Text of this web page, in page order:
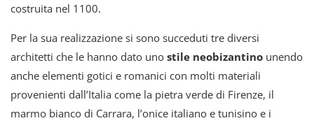
costruita nel 1100.
Per la sua realizzazione si sono succeduti tre diversi
architetti che le hanno dato uno stile neobizantino unendo
anche elementi gotici e romanici con molti materiali
provenienti dall’Italia come la pietra verde di Firenze, il
marmo bianco di Carrara, l’onice italiano e tunisino e i